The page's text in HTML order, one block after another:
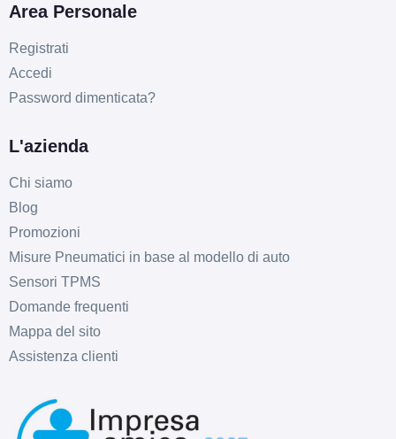
Area Personale
Registrati
Accedi
Password dimenticata?
L'azienda
Chi siamo
Blog
Promozioni
Misure Pneumatici in base al modello di auto
Sensori TPMS
Domande frequenti
Mappa del sito
Assistenza clienti